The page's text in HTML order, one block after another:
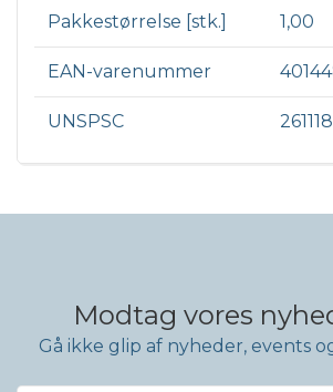
Pakkestørrelse [stk.] 1,00
EAN-varenummer
UNSPSC
Modtag vores
Gå ikke glip af nyheder, events